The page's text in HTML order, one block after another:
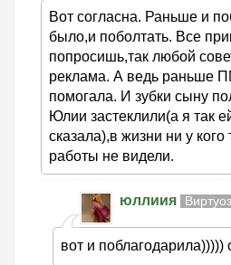
Вот согласна. Раньше и
было,и поболтать. Все
попросишь,так любой
реклама. А ведь раньше
помогала. И зубки сыну
Юлии застеклили(а я так
сказала),в жизни ни у кого
работы не видели.
юллиия
вот и поблагодарила)))))